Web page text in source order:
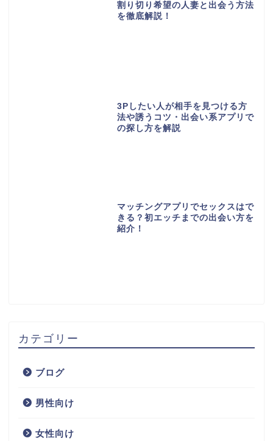
割り切り希望の人妻と出会う方法
を徹底解説！
3Pしたい人が相手を見つける方
法や誘うコツ・出会い系アプリで
の探し方を解説
マッチングアプリでセックスはで
きる？初エッチまでの出会い方を
紹介！
カテゴリー
ブログ
男性向け
女性向け